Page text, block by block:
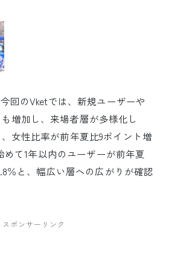
回のVketでは、新規ユーザーや
増加し、来場者層が多様化し
女性比率が前年夏比9ポイント増
めて1年以内のユーザーが前年夏
％と、幅広い層への広がりが確認
スポンサーリンク